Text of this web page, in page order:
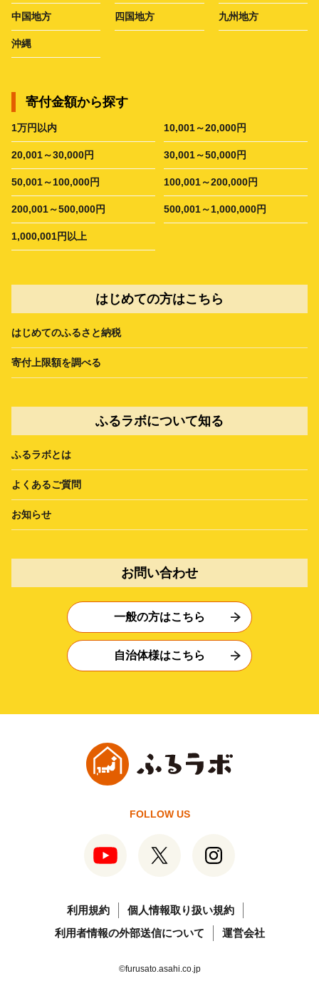
中国地方 四国地方 九州地方
沖縄
寄付金額から探す
1万円以内 10,001～20,000円
20,001～30,000円 30,001～50,000円
50,001～100,000円 100,001～200,000円
200,001～500,000円 500,001～1,000,000円
1,000,001円以上
はじめての方はこちら
はじめてのふるさと納税
寄付上限額を調べる
ふるラボについて知る
ふるラボとは
よくあるご質問
お知らせ
お問い合わせ
一般の方はこちら
自治体様はこちら
FOLLOW US
利用規約
個人情報取り扱い規約
利用者情報の外部送信について
運営会社
©furusato.asahi.co.jp